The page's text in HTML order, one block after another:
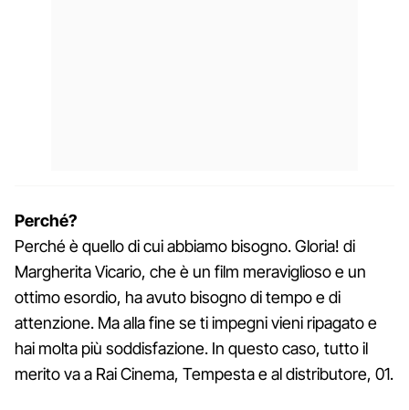
Perché?
Perché è quello di cui abbiamo bisogno. Gloria! di
Margherita Vicario, che è un film meraviglioso e un
ottimo esordio, ha avuto bisogno di tempo e di
attenzione. Ma alla fine se ti impegni vieni ripagato e
hai molta più soddisfazione. In questo caso, tutto il
merito va a Rai Cinema, Tempesta e al distributore, 01.